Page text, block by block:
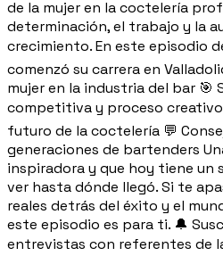
de la mujer en la coctelería
determinación, el trabajo y la
crecimiento. En este episodio
comenzó su carrera en
mujer en la industria del bar 🎯
competitiva y proceso creativo
futuro de la coctelería 💬
generaciones de bartenders
inspiradora y que hoy tiene un
ver hasta dónde llegó. Si te
reales detrás del éxito y el
este episodio es para ti. 🔔
entrevistas con referentes de